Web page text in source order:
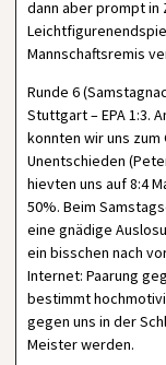
dann aber prompt in
Mannschaftsremis
Runde 6
Stuttgart – EPA 1:3.
konnten wir uns
Unentschieden
hievten uns auf 8:4
50%. Beim
eine gnädige
ein bisschen nach
Internet: Paarung
bestimmt
gegen uns in der
Meister werden.